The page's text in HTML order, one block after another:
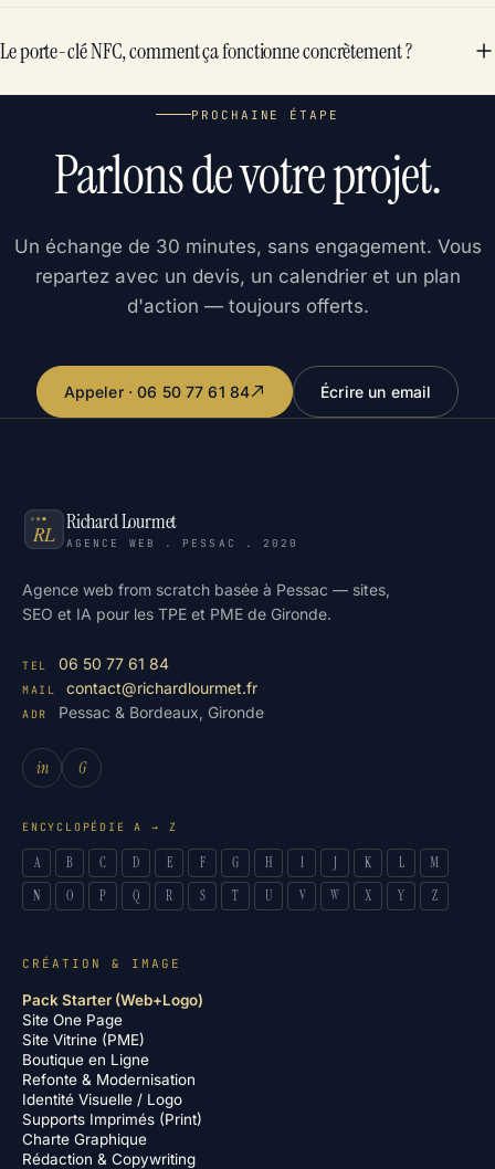
Le porte-clé NFC, comment ça fonctionne concrètement ?
PROCHAINE ÉTAPE
Parlons de votre projet.
Un échange de 30 minutes, sans engagement. Vous
repartez avec un devis, un calendrier et un plan
d'action — toujours offerts.
Appeler · 06 50 77 61 84 Écrire un email
Richard Lourmet
AGENCE WEB . PESSAC . 2020
Agence web from scratch basée à Pessac — sites,
SEO et IA pour les TPE et PME de Gironde.
TEL 06 50 77 61 84
MAIL contact@richardlourmet.fr
ADR Pessac & Bordeaux, Gironde
in G
ENCYCLOPÉDIE A → Z
A B C D E F G H I J K L
M
N
O P Q R S T U V W X Y Z
CRÉATION & IMAGE
Pack Starter (Web+Logo)
Site One Page
Site Vitrine (PME)
Boutique en Ligne
Refonte & Modernisation
Identité Visuelle / Logo
Supports Imprimés (Print)
Charte Graphique
Rédaction & Copywriting